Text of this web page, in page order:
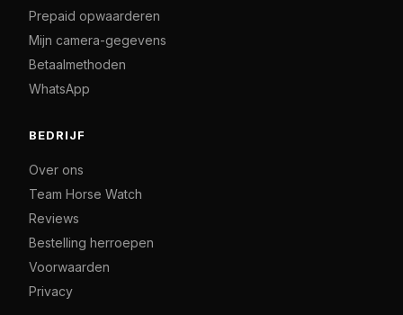
Prepaid opwaarderen
Mijn camera-gegevens
Betaalmethoden
WhatsApp
BEDRIJF
Over ons
Team Horse Watch
Reviews
Bestelling herroepen
Voorwaarden
Privacy